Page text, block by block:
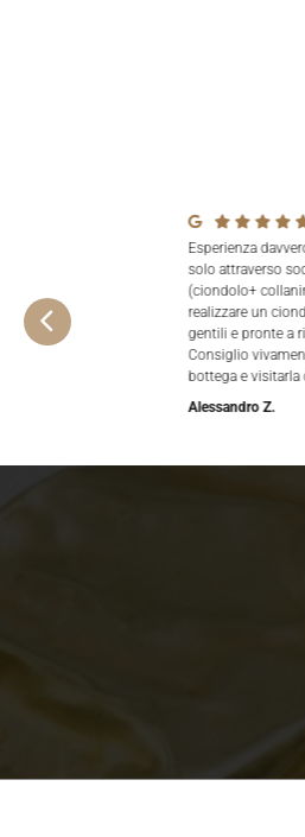
Esperienza
solo attraverso
(ciondolo+
realizzare un
gentili e pronte a
Consiglio
bottega e visitarla
Alessandro Z.